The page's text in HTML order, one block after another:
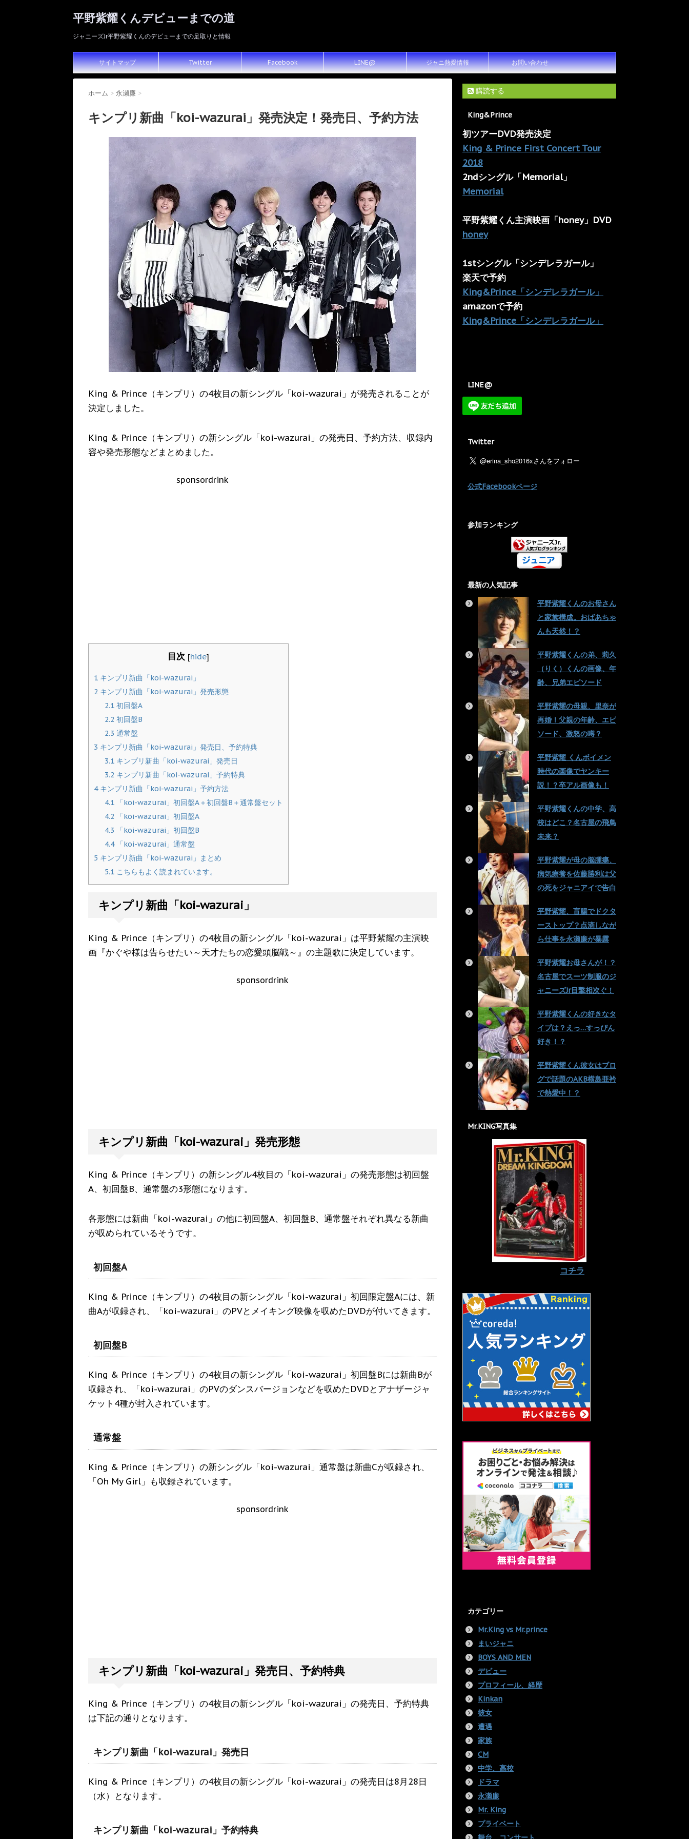
平野紫耀くんデビューまでの道
ジャニーズJr平野紫耀くんのデビューまでの足取りと情報
サイトマップ Twitter Facebook LINE@ ジャニ熱愛情報 お問い合わせ
ホーム > 永瀬廉 >
キンプリ新曲「koi-wazurai」発売決定！発売日、予約方法
King & Prince（キンプリ）の4枚目の新シングル「koi-wazurai」が発売されることが
決定しました。
King & Prince（キンプリ）の新シングル「koi-wazurai」の発売日、予約方法、収録内
容や発売形態などまとめました。
sponsordrink
目次 [hide]
1 キンプリ新曲「koi-wazurai」
2 キンプリ新曲「koi-wazurai」発売形態
2.1 初回盤A
2.2 初回盤B
2.3 通常盤
3 キンプリ新曲「koi-wazurai」発売日、予約特典
3.1 キンプリ新曲「koi-wazurai」発売日
3.2 キンプリ新曲「koi-wazurai」予約特典
4キンプリ新曲「koi-wazurai」予約方法
4.1 「koi-wazurai」初回盤A＋初回盤B＋通常盤セット
4.2 「koi-wazurai」初回盤A
4.3 「koi-wazurai」初回盤B
4.4「koi-wazurai」通常盤
5 キンプリ新曲「koi-wazurai」まとめ
5.1 こちらもよく読まれています。
キンプリ新曲「koi-wazurai」
King & Prince（キンプリ）の4枚目の新シングル「koi-wazurai」は平野紫耀の主演映
画『かぐや様は告らせたい～天才たちの恋愛頭脳戦～』の主題歌に決定しています。
sponsordrink
キンプリ新曲「koi-wazurai」発売形態
King & Prince（キンプリ）の新シングル4枚目の「koi-wazurai」の発売形態は初回盤
A、初回盤B、通常盤の3形態になります。
各形態には新曲「koi-wazurai」の他に初回盤A、初回盤B、通常盤それぞれ異なる新曲
が収められているそうです。
初回盤A
King & Prince（キンプリ）の4枚目の新シングル「koi-wazurai」初回限定盤Aには、新
曲Aが収録され、「koi-wazurai」のPVとメイキング映像を収めたDVDが付いてきます。
初回盤B
King & Prince（キンプリ）の4枚目の新シングル「koi-wazurai」初回盤Bには新曲Bが
収録され、「koi-wazurai」のPVのダンスバージョンなどを収めたDVDとアナザージャ
ケット4種が封入されています。
通常盤
King & Prince（キンプリ）の新シングル「koi-wazurai」通常盤は新曲Cが収録され、
「Oh My Girl」も収録されています。
sponsordrink
キンプリ新曲「koi-wazurai」発売日、予約特典
King & Prince（キンプリ）の4枚目の新シングル「koi-wazurai」の発売日、予約特典
は下記の通りとなります。
キンプリ新曲「koi-wazurai」発売日
King & Prince（キンプリ）の4枚目の新シングル「koi-wazurai」の発売日は8月28日
（水）となります。
キンプリ新曲「koi-wazurai」予約特典
購読する
King&Prince
初ツアーDVD発売決定
King & Prince First Concert Tour
2018
2ndシングル「Memorial」
Memorial
平野紫耀くん主演映画「honey」DVD
honey
1stシングル「シンデレラガール」
楽天で予約
King&Prince「シンデレラガール」
amazonで予約
King&Prince「シンデレラガール」
LINE@
Twitter
公式Facebookページ
参加ランキング
最新の人気記事
平野紫耀くんのお母さん
と家族構成。おばあちゃ
んも天然！？
平野紫耀くんの弟、莉久
（りく）くんの画像、年
齢、兄弟エピソード
平野紫耀の母親、里奈が
再婚！父親の年齢、エピ
ソード、激怒の噂？
平野紫耀 くんボイメン
時代の画像でヤンキー
説！？卒アル画像も！
平野紫耀くんの中学、高
校はどこ？名古屋の飛鳥
未来？
平野紫耀が母の脳腫瘍、
病気療養を佐藤勝利は父
の死をジャニアイで告白
平野紫耀、盲腸でドクタ
ーストップ？点滴しなが
ら仕事を永瀬廉が暴露
平野紫耀お母さんが！？
名古屋でスーツ制服のジ
ャニーズJr目撃相次ぐ！
平野紫耀くんの好きなタ
イプは？えっ…すっぴん
好き！？
平野紫耀くん彼女はブロ
グで話題のAKB横島亜衿
で熱愛中！？
Mr.KING写真集
コチラ
カテゴリー
Mr.King vs Mr.prince
まいジャニ
BOYS AND MEN
デビュー
プロフィール、経歴
Kinkan
彼女
遭遇
家族
CM
中学、高校
ドラマ
永瀬廉
Mr. King
プライベート